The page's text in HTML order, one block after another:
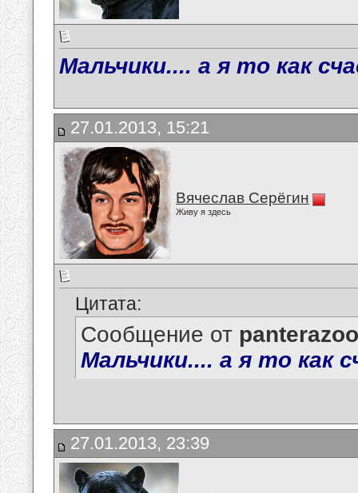
Мальчики.... а я то как
27.01.2013, 15:21
Вячеслав Серёгин
Живу я здесь
Цитата:
Сообщение от
Мальчики.... а я то как
27.01.2013, 23:39